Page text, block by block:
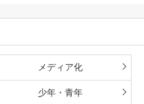
成
メディア化
少年・青年